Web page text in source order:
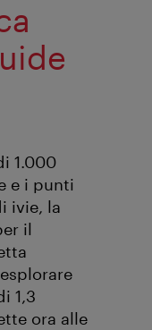
1.000
e i punti
ivie, la
il
1,3
ora alle